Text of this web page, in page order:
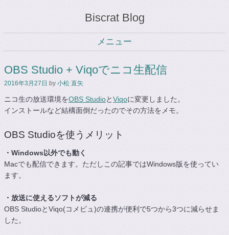
Biscrat Blog
メニュー
OBS Studio + Viqoでニコ生配信
2016年3月27日 by 小松 直矢
ニコ生の放送環境をOBS StudioとViqoに変更しました。
インストールなど結構面倒だったのでその方法をメモ。
OBS Studioを使うメリット
・Windows以外でも動く
Macでも配信できます。ただしこの記事ではWindows版を使ってい
ます。
・放送に使えるソフトが減る
OBS StudioとViqo(コメビュ)の連携が便利で5つから3つに減らせま
した。